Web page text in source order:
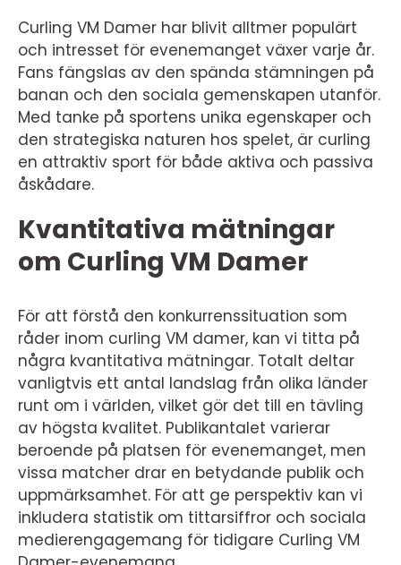
Curling VM Damer har blivit alltmer populärt
och intresset för evenemanget växer varje år.
Fans fängslas av den spända stämningen på
banan och den sociala gemenskapen utanför.
Med tanke på sportens unika egenskaper och
den strategiska naturen hos spelet, är curling
en attraktiv sport för både aktiva och passiva
åskådare.
Kvantitativa mätningar
om Curling VM Damer
För att förstå den konkurrenssituation som
råder inom curling VM damer, kan vi titta på
några kvantitativa mätningar. Totalt deltar
vanligtvis ett antal landslag från olika länder
runt om i världen, vilket gör det till en tävling
av högsta kvalitet. Publikantalet varierar
beroende på platsen för evenemanget, men
vissa matcher drar en betydande publik och
uppmärksamhet. För att ge perspektiv kan vi
inkludera statistik om tittarsiffror och sociala
medierengagemang för tidigare Curling VM